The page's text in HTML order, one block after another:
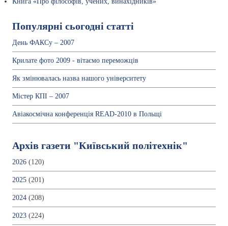
Популярні сьогодні статті
День ФАКСу – 2007
Крилате фото 2009 - вітаємо переможців
Як змінювалась назва нашого університету
Містер КПІ – 2007
Авіакосмічна конференція READ-2010 в Польщі
Архів газети "Київський політехнік"
2026 (120)
2025 (201)
2024 (208)
2023 (224)